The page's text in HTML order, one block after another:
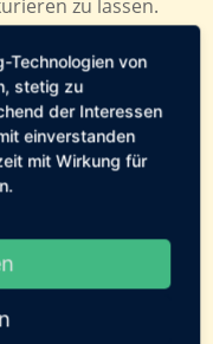
zu lassen.
gegeben
für
paar
“Faustregeln”.
Technologien von
stetig zu
der Interessen
einverstanden
mit Wirkung für